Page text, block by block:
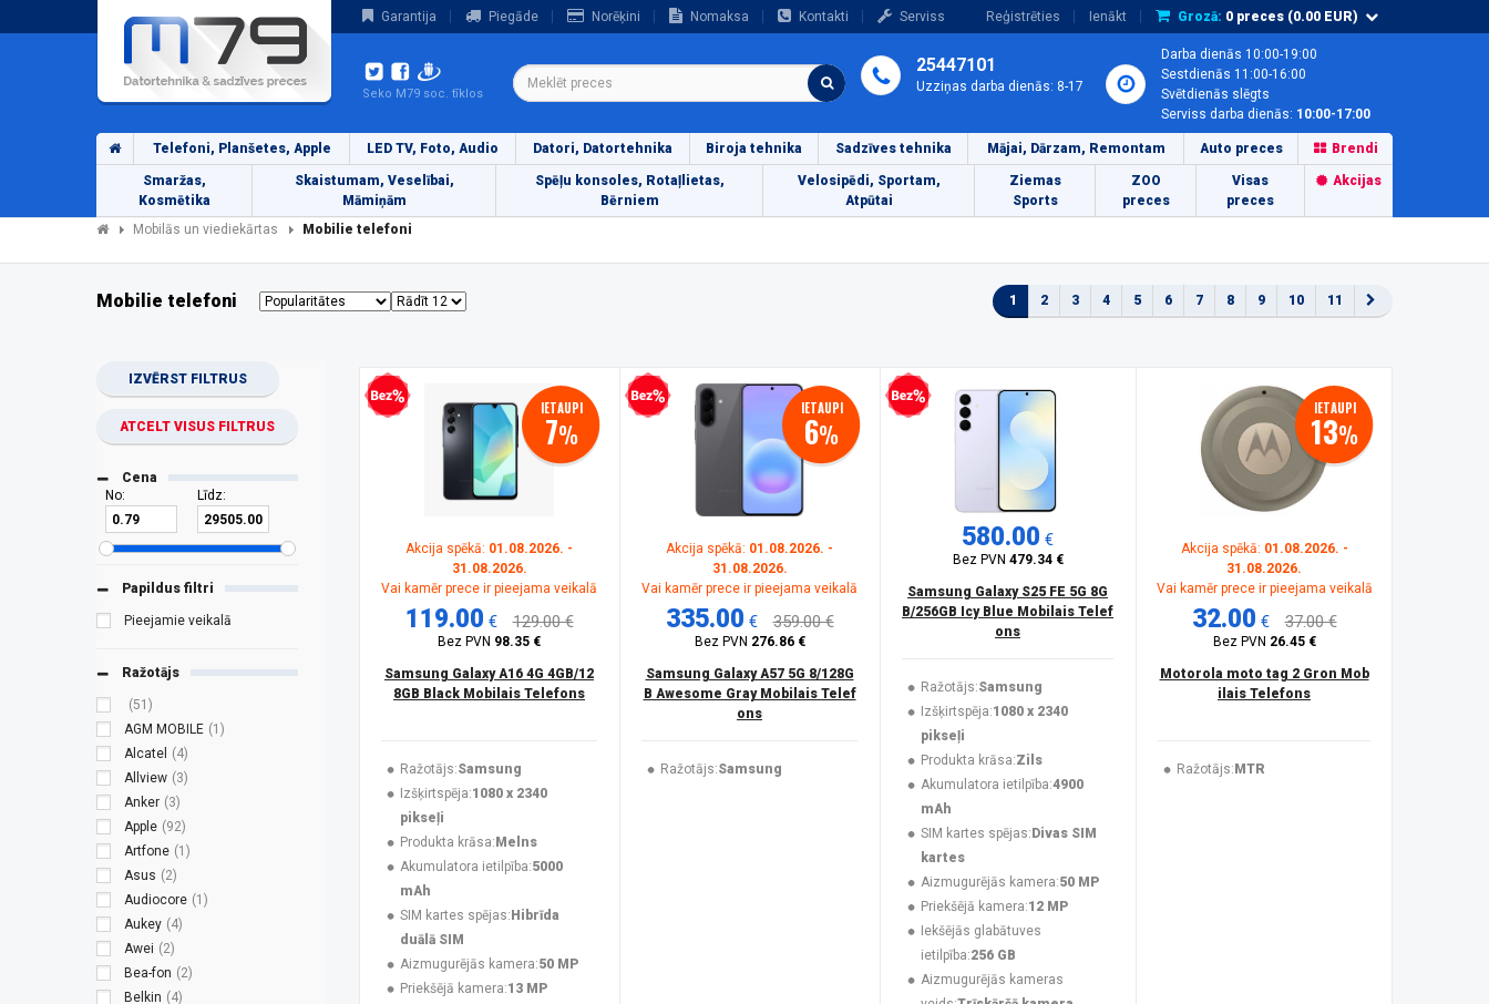
Garantija Piegāde Norēķini Nomaksa Kontakti Serviss Reģistrēties Ienākt Grozā: 0 preces (0.00 EUR)
Seko M79 soc. tīklos
25447101
Uzziņas darba dienās: 8-17
Darba dienās 10:00-19:00
Sestdienās 11:00-16:00
Svētdienās slēgts
Serviss darba dienās: 10:00-17:00
Telefoni, Planšetes, Apple LED TV, Foto, Audio Datori, Datortehnika Biroja tehnika Sadzīves tehnika Mājai, Dārzam, Remontam Auto preces Brendi
Smaržas,
Kosmētika
Skaistumam, Veselībai,
Māmiņām
Spēļu konsoles, Rotaļlietas,
Bērniem
Velosipēdi, Sportam,
Atpūtai
Ziemas
Sports
ZOO
preces
Visas
preces
Akcijas
Mobilās un viediekārtas Mobilie telefoni
Mobilie telefoni 1 2 3 4 5 6 7 8 9 10 11
IZVĒRST FILTRUS
ATCELT VISUS FILTRUS
Cena
No:
Līdz:
Papildus filtri
Pieejamie veikalā
Ražotājs
(51)
AGM MOBILE (1)
Alcatel (4)
Allview (3)
Anker (3)
Apple (92)
Artfone (1)
Asus (2)
Audiocore (1)
Aukey (4)
Awei (2)
Bea-fon (2)
Belkin (4)
Bezprocentu kredīts IETAUPI
7%
Akcija spēkā: 01.08.2026. -
31.08.2026.
Vai kamēr prece ir pieejama veikalā
119.00 € 129.00 €
Bez PVN 98.35 €
Samsung Galaxy A16 4G 4GB/12
8GB Black Mobilais Telefons
Ražotājs:Samsung
Izšķirtspēja:1080 x 2340
pikseļi
Produkta krāsa: Melns
Akumulatora ietilpība:5000
mAh
SIM kartes spējas: Hibrīda
duālā SIM
Aizmugurējās kamera:50 MP
Priekšējā kamera:13 MP
Bezprocentu kredīts IETAUPI
6%
Akcija spēkā: 01.08.2026. -
31.08.2026.
Vai kamēr prece ir pieejama veikalā
335.00 € 359.00 €
Bez PVN 276.86 €
Samsung Galaxy A57 5G 8/128G
B Awesome Gray Mobilais Telef
ons
Ražotājs:Samsung
Bezprocentu kredīts
580.00 €
Bez PVN 479.34 €
Samsung Galaxy S25 FE 5G 8G
B/256GB Icy Blue Mobilais Telef
ons
Ražotājs:Samsung
Izšķirtspēja:1080 x 2340
pikseļi
Produkta krāsa:Zils
Akumulatora ietilpība:4900
mAh
SIM kartes spējas: Divas SIM
kartes
Aizmugurējās kamera:50 MP
Priekšējā kamera:12 MP
Iekšējās glabātuves
ietilpība:256 GB
Aizmugurējās kameras
IETAUPI
13%
Akcija spēkā: 01.08.2026. -
31.08.2026.
Vai kamēr prece ir pieejama veikalā
32.00 € 37.00 €
Bez PVN 26.45 €
Motorola moto tag 2 Gron Mob
ilais Telefons
Ražotājs: MTR